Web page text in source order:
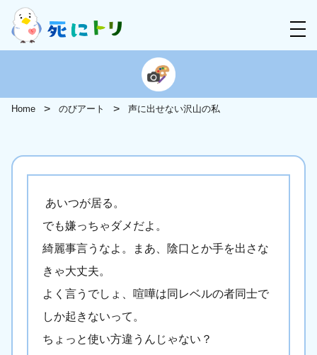
Home のびアート 声に出せない沢山の私
あいつが居る。
でも嫌っちゃダメだよ。
綺麗事言うなよ。まあ、陰口とか手を出さな
きゃ大丈夫。
よく言うでしょ、喧嘩は同レベルの者同士で
しか起きないって。
ちょっと使い方違うんじゃない？